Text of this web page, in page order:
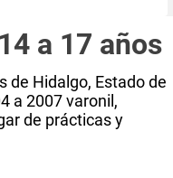
a 17 años
de Hidalgo, Estado de
a 2007 varonil,
de prácticas y